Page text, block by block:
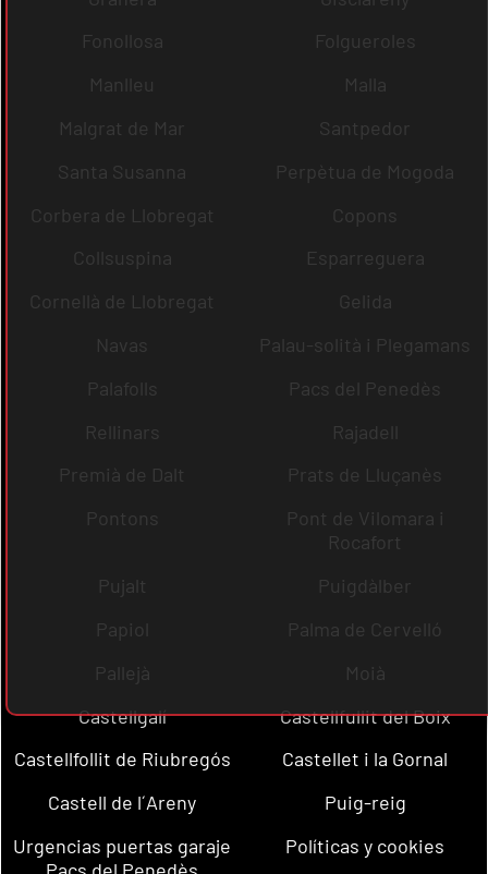
Fonollosa
Folgueroles
Manlleu
Malla
Malgrat de Mar
Santpedor
Santa Susanna
Perpètua de Mogoda
Corbera de Llobregat
Copons
Collsuspina
Esparreguera
Cornellà de Llobregat
Gelida
Navas
Palau-solità i Plegamans
Palafolls
Pacs del Penedès
Rellinars
Rajadell
Premià de Dalt
Prats de Lluçanès
Pontons
Pont de Vilomara i
Rocafort
Pujalt
Puigdàlber
Papiol
Palma de Cervelló
Pallejà
Moià
Castellgalí
Castellfullit del Boix
Castellfollit de Riubregós
Castellet i la Gornal
Castell de l´Areny
Puig-reig
Urgencias puertas garaje
Políticas y cookies